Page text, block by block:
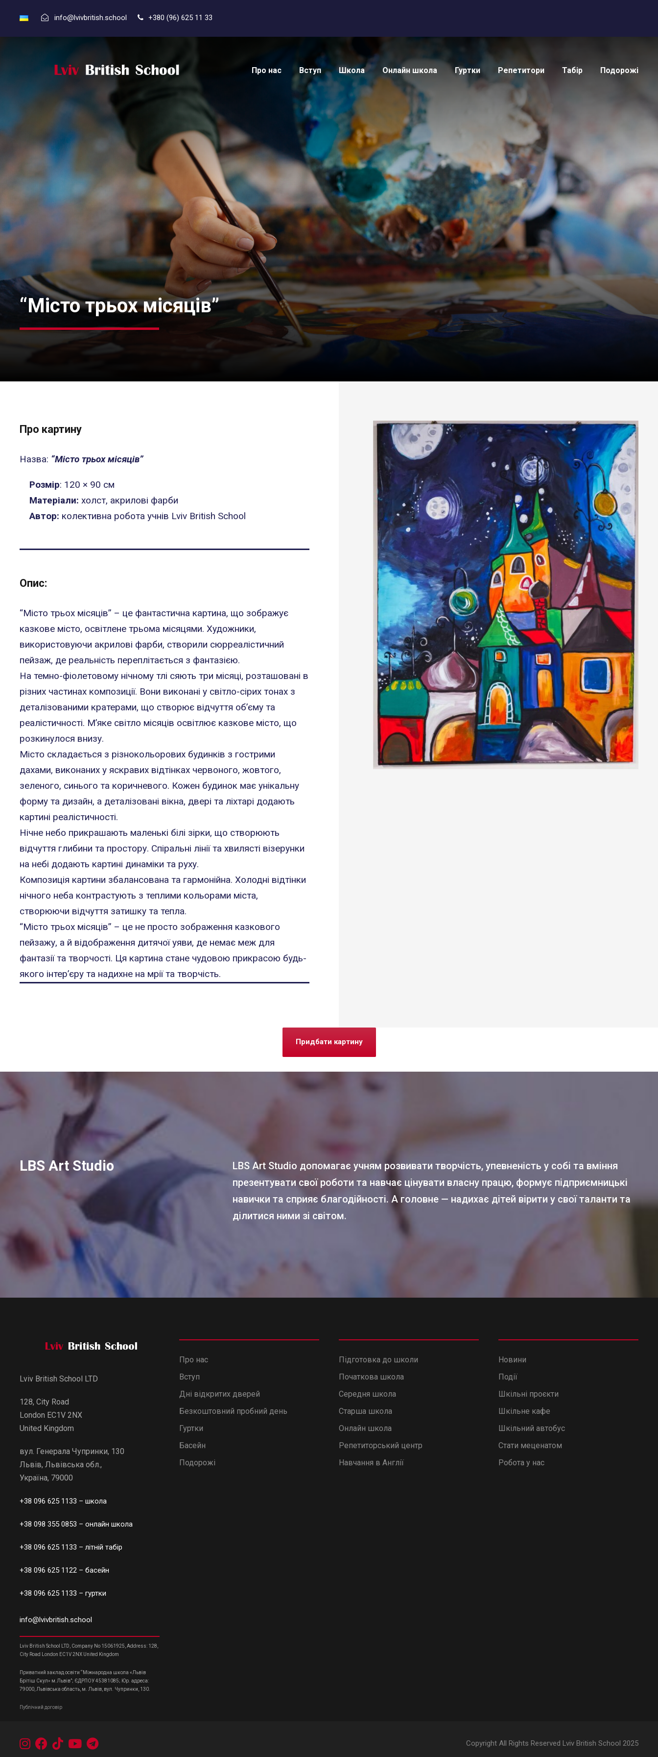
info@lvivbritish.school +380 (96) 625 11 33
Про нас Вступ Школа Онлайн школа Гуртки Репетитори Табір Подорожі
“Місто трьох місяців”
Про картину
Назва: “Місто трьох місяців”
Розмір: 120 × 90 см
Матеріали: холст, акрилові фарби
Автор: колективна робота учнів Lviv British School
Опис:
“Місто трьох місяців” – це фантастична картина, що зображує
казкове місто, освітлене трьома місяцями. Художники,
використовуючи акрилові фарби, створили сюрреалістичний
пейзаж, де реальність переплітається з фантазією.
На темно-фіолетовому нічному тлі сяють три місяці, розташовані в
різних частинах композиції. Вони виконані у світло-сірих тонах з
деталізованими кратерами, що створює відчуття об’єму та
реалістичності. М’яке світло місяців освітлює казкове місто, що
розкинулося внизу.
Місто складається з різнокольорових будинків з гострими
дахами, виконаних у яскравих відтінках червоного, жовтого,
зеленого, синього та коричневого. Кожен будинок має унікальну
форму та дизайн, а деталізовані вікна, двері та ліхтарі додають
картині реалістичності.
Нічне небо прикрашають маленькі білі зірки, що створюють
відчуття глибини та простору. Спіральні лінії та хвилясті візерунки
на небі додають картині динаміки та руху.
Композиція картини збалансована та гармонійна. Холодні відтінки
нічного неба контрастують з теплими кольорами міста,
створюючи відчуття затишку та тепла.
“Місто трьох місяців” – це не просто зображення казкового
пейзажу, а й відображення дитячої уяви, де немає меж для
фантазії та творчості. Ця картина стане чудовою прикрасою будь-
якого інтер’єру та надихне на мрії та творчість.
Придбати картину
LBS Art Studio
LBS Art Studio допомагає учням розвивати творчість, упевненість у собі та вміння
презентувати свої роботи та навчає цінувати власну працю, формує підприємницькі
навички та сприяє благодійності. А головне — надихає дітей вірити у свої таланти та
ділитися ними зі світом.
Lviv British School LTD
128, City Road
London EC1V 2NX
United Kingdom
вул. Генерала Чупринки, 130
Львів, Львівська обл.,
Україна, 79000
+38 096 625 1133 – школа
+38 098 355 0853 – онлайн школа
+38 096 625 1133 – літній табір
+38 096 625 1122 – басейн
+38 096 625 1133 – гуртки
info@lvivbritish.school
Lviv British School LTD, Company No 15061925, Address: 128,
City Road London EC1V 2NX United Kingdom
Приватний заклад освіти “Міжнародна школа «Львів
Брітіш Скул» м.Львів”; ЄДРПОУ 45381085; Юр. адреса:
79000, Львівська область, м. Львів, вул. Чупринки, 130.
Публічний договір
Про нас
Вступ
Дні відкритих дверей
Безкоштовний пробний день
Гуртки
Басейн
Подорожі
Підготовка до школи
Початкова школа
Середня школа
Старша школа
Онлайн школа
Репетиторський центр
Навчання в Англії
Новини
Події
Шкільні проєкти
Шкільне кафе
Шкільний автобус
Стати меценатом
Робота у нас
Copyright All Rights Reserved Lviv British School 2025